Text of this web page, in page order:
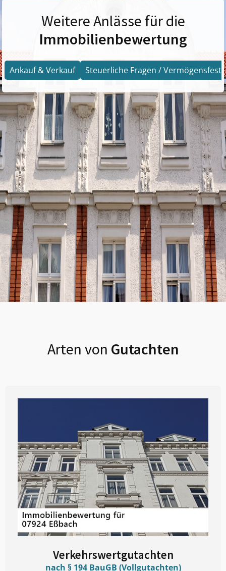
Weitere Anlässe für die
Immobilienbewertung
Ankauf & Verkauf Steuerliche Fragen /
Arten von Gutachten
Verkehrswertgutachten
nach § 194 BauGB (Vollgutachten)